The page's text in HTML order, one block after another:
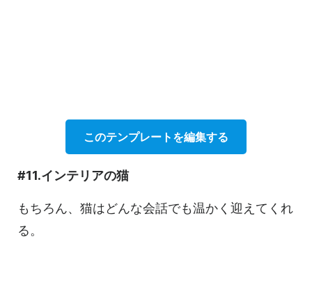
このテンプレートを編集する
#11.インテリアの猫
もちろん、猫はどんな会話でも温かく迎えてくれ
る。